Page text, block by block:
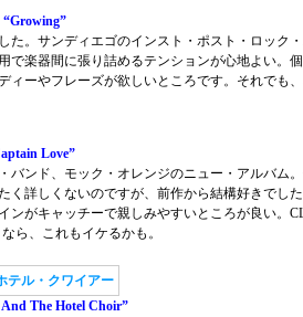
た。サンディエゴのインスト・ポスト・ロック
で楽器間に張り詰めるテンションが心地よい。
ィーやフレーズが欲しいところです。それでも、
Love”
バンド、モック・オレンジのニュー・アルバム
く詳しくないのですが、前作から結構好きでし
ンがキャッチーで親しみやすいところが良い。
ら、これもイケるかも。
The Hotel Choir”